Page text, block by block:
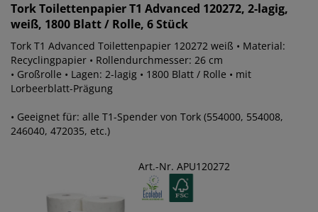
TorkToilettenpapier T1 Advanced 120272, 2-lagig,
weiß, 1800 Blatt / Rolle, 6 Stück
Tork T1 Advanced Toilettenpapier 120272 weiß • Material:
Recyclingpapier • Rollendurchmesser: 26 cm
• Großrolle • Lagen: 2-lagig • 1800 Blatt / Rolle • mit
Lorbeerblatt-Prägung
• Geeignet für: alle T1-Spender von Tork (554000, 554008,
246040, 472035, etc.)
Art.-Nr. APU120272